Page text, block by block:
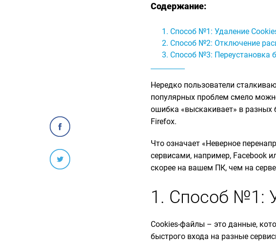
Содержание:
Способ №1: Удаление
Способ №2: Отключение
Способ №3: Переустановка
Нередко пользователи
популярных проблем смело
ошибка «выскакивает» в
Firefox.
Что означает «Неверное
сервисами, например, Facebook
скорее на вашем ПК, чем на
1. Способ №1:
Cookies-файлы – это данные,
быстрого входа на разные